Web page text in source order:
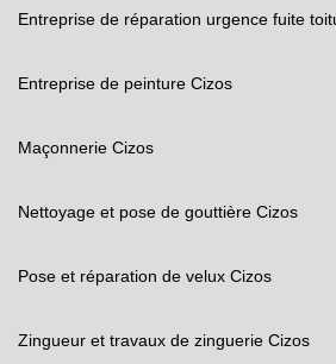
Entreprise de réparation urgence fuite
Entreprise de peinture Cizos
Maçonnerie Cizos
Nettoyage et pose de gouttière Cizos
Pose et réparation de velux Cizos
Zingueur et travaux de zinguerie Cizos